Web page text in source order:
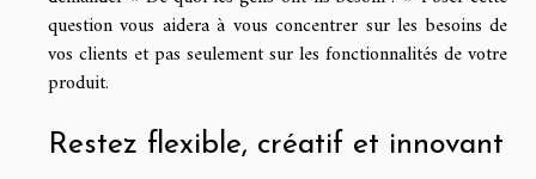
question vous aidera à vous concentrer sur les besoins de
vos clients et pas seulement sur les fonctionnalités de votre
produit.
Restez flexible, créatif et innovant